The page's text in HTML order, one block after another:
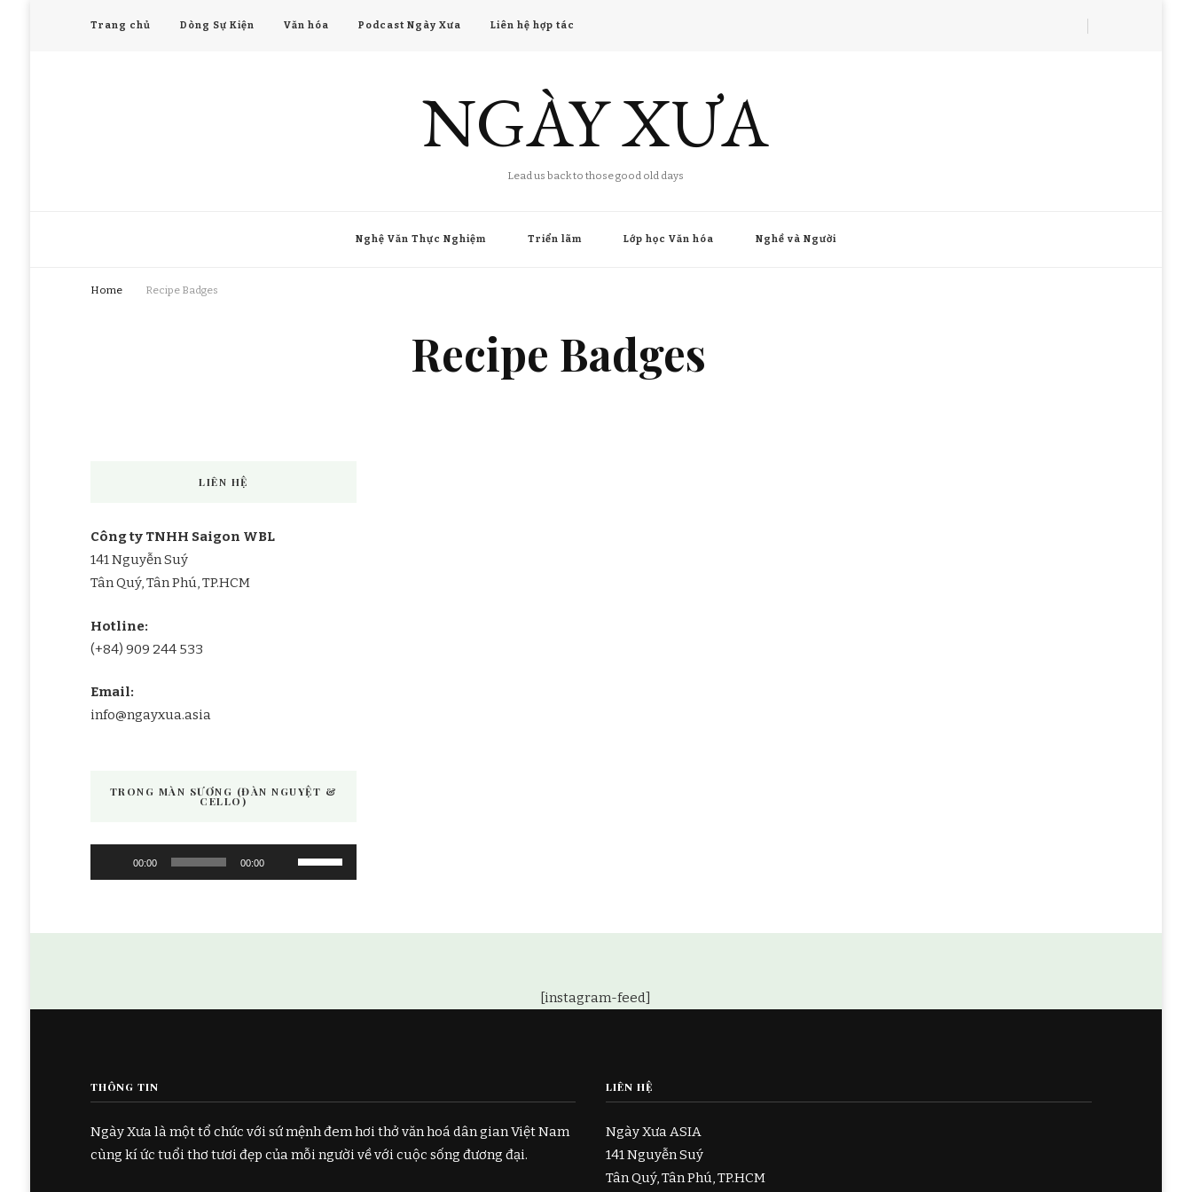
Trang chủ Dòng Sự Kiện Văn hóa Podcast Ngày Xưa Liên hệ hợp tác
NGÀY XƯA
Lead us back to those good old days
Nghệ Văn Thực Nghiệm Triển lãm Lớp học Văn hóa Nghề và Người
Home Recipe Badges
Recipe Badges
LIÊN HỆ
Công ty TNHH Saigon WBL
141 Nguyễn Suý
Tân Quý, Tân Phú, TP.HCM
Hotline:
(+84) 909 244 533
Email:
info@ngayxua.asia
TRONG MÀN SƯƠNG (ĐÀN NGUYỆT &
CELLO)
Player
00:00 00:00
Up/Down
[instagram-feed]
THÔNG TIN
Ngày Xưa là một tổ chức với sứ mệnh đem hơi thở văn hoá dân gian Việt Nam
cùng kí ức tuổi thơ tươi đẹp của mỗi người về với cuộc sống đương đại.
LIÊN HỆ
Ngày Xưa ASIA
141 Nguyễn Suý
Tân Quý, Tân Phú, TP.HCM